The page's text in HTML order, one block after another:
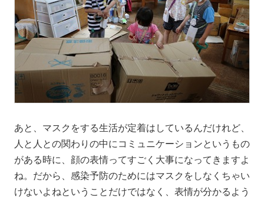
あと、マスクをする生活が定着はしているんだけれど、
人と人との関わりの中にコミュニケーションというもの
がある時に、顔の表情ってすごく大事になってきますよ
ね。だから、感染予防のためにはマスクをしなくちゃい
けないよねということだけではなく、表情が分かるよう